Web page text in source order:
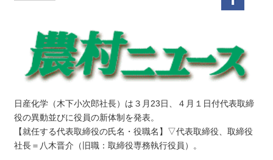
日産化学（木下小次郎社長）は３月23日、４月１日付代表取締
役の異動並びに役員の新体制を発表。
【就任する代表取締役の氏名・役職名】▽代表取締役、取締役
社長＝八木晋介（旧職：取締役専務執行役員）。